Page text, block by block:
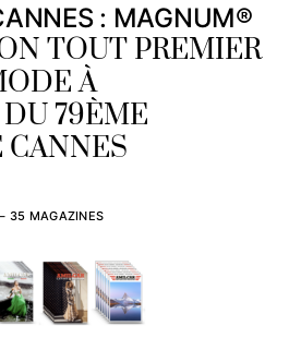
: MAGNUM®
TOUT PREMIER
À
79ÈME
CANNES
35 MAGAZINES